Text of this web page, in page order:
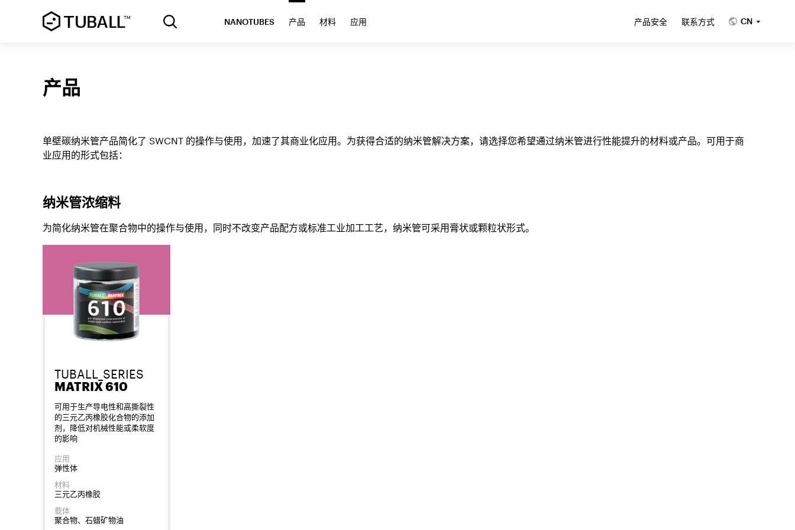
NANOTUBES 产品 材料 应用 产品安全 联系方式 CN
产品
单壁碳纳米管产品简化了 SWCNT 的操作与使用，加速了其商业化应用。为获得合适的纳米管解决方案，请选择您希望通过纳米管进行性能提升的材料或产品。可用于商
业应用的形式包括：
纳米管浓缩料
为简化纳米管在聚合物中的操作与使用，同时不改变产品配方或标准工业加工工艺，纳米管可采用膏状或颗粒状形式。
TUBALL_SERIES
MATRIX 610
可用于生产导电性和高撕裂性
的三元乙丙橡胶化合物的添加
剂，降低对机械性能或柔软度
的影响
应用
弹性体
材料
三元乙丙橡胶
载体
聚合物、石蜡矿物油